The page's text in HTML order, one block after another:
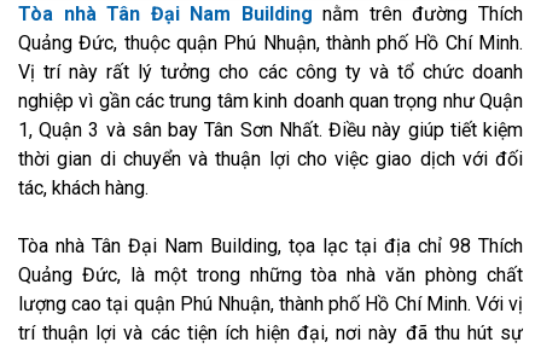
Tòa nhà Tân Đại Nam Building nằm trên đường Thích
Quảng Đức, thuộc quận Phú Nhuận, thành phố Hồ Chí Minh.
Vị trí này rất lý tưởng cho các công ty và tổ chức doanh
nghiệp vì gần các trung tâm kinh doanh quan trọng như Quận
1, Quận 3 và sân bay Tân Sơn Nhất. Điều này giúp tiết kiệm
thời gian di chuyển và thuận lợi cho việc giao dịch với đối
tác, khách hàng.
Tòa nhà Tân Đại Nam Building, tọa lạc tại địa chỉ 98 Thích
Quảng Đức, là một trong những tòa nhà văn phòng chất
lượng cao tại quận Phú Nhuận, thành phố Hồ Chí Minh. Với vị
trí thuận lợi và các tiện ích hiện đại, nơi này đã thu hút sự